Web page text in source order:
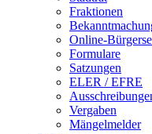
Fraktionen
Online-
Formulare
Satzungen
ELER / EFRE
Vergaben
Mängelmelder